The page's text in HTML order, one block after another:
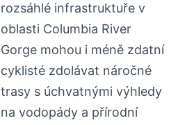
rozsáhlé infrastruktuře v
oblasti Columbia River
Gorge mohou i méně zdatní
cyklisté zdolávat náročné
trasy s úchvatnými výhledy
na vodopády a přírodní